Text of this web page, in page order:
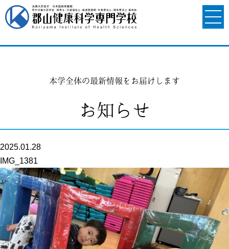
本学全体の最新情報をお届けします
お知らせ
2025.01.28
IMG_1381